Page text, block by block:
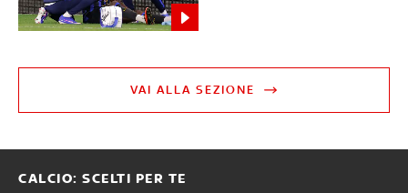
VAI ALLA SEZIONE
CALCIO: SCELTI PER TE